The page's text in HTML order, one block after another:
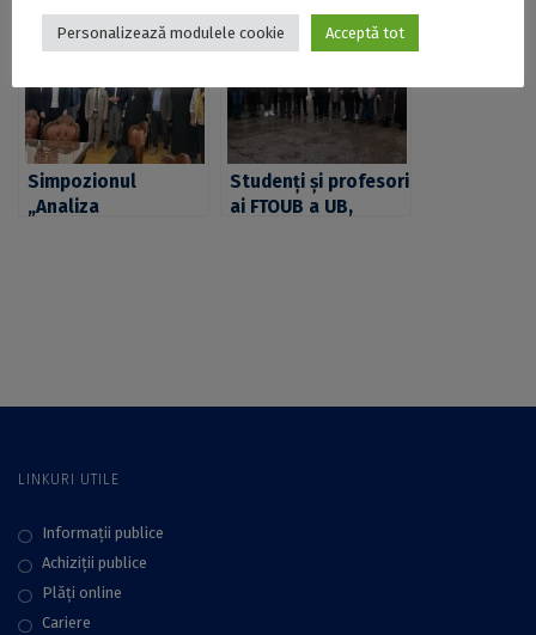
Dobrogea”
pentru programul
de burse oferite prin
lansat de MEC, prin
Agenția de Credite și
Burse de Studii
Simpozionul
„Analiza
Interreligios și
Studenți și profesori
ai FTOUB a UB,
LINKURI UTILE
Informații publice
Achiziții publice
Plăţi online
Cariere
Personalizează modulele cookie Acceptă tot